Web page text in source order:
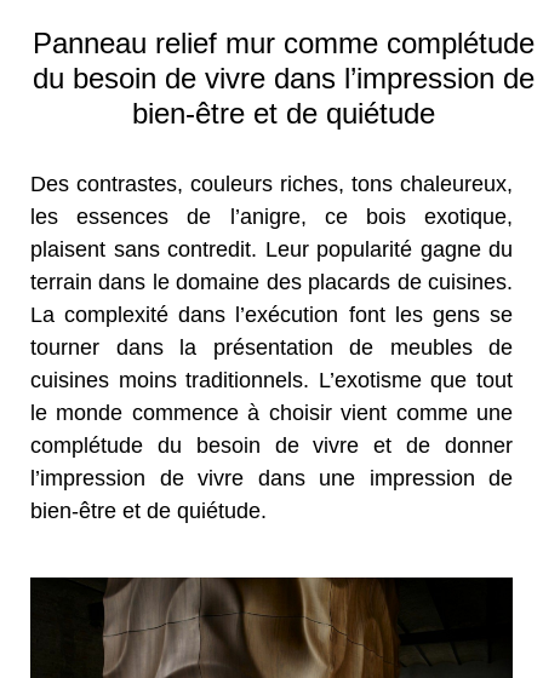
Panneau relief mur comme complétude
du besoin de vivre dans l’impression de
bien-être et de quiétude
Des contrastes, couleurs riches, tons chaleureux,
les essences de l’anigre, ce bois exotique,
plaisent sans contredit. Leur popularité gagne du
terrain dans le domaine des placards de cuisines.
La complexité dans l’exécution font les gens se
tourner dans la présentation de meubles de
cuisines moins traditionnels. L’exotisme que tout
le monde commence à choisir vient comme une
complétude du besoin de vivre et de donner
l’impression de vivre dans une impression de
bien-être et de quiétude.